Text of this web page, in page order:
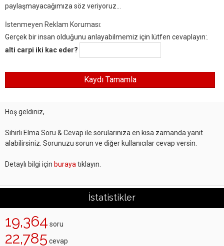
paylaşmayacağımıza söz veriyoruz...
İstenmeyen Reklam Koruması:
Gerçek bir insan olduğunu anlayabilmemiz için lütfen cevaplayın:.
alti carpi iki kac eder?
Hoş geldiniz,
Sihirli Elma Soru & Cevap ile sorularınıza en kısa zamanda yanıt
alabilirsiniz. Sorunuzu sorun ve diğer kullanıcılar cevap versin.
Detaylı bilgi için buraya tıklayın.
İstatistikler
19,364 soru
22,785 cevap